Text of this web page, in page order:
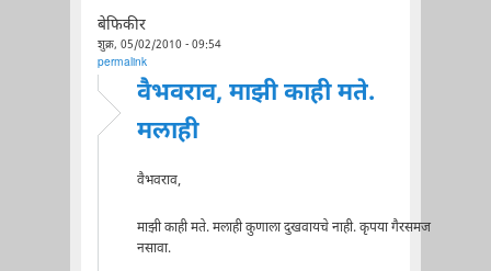
बेफिकीर
शुक्र, 05/02/2010 - 09:54
permalink
वैभवराव, माझी काही मते.
मलाही
वैभवराव,
माझी काही मते. मलाही कुणाला दुखवायचे नाही. कृपया गैरसमज
नसावा.